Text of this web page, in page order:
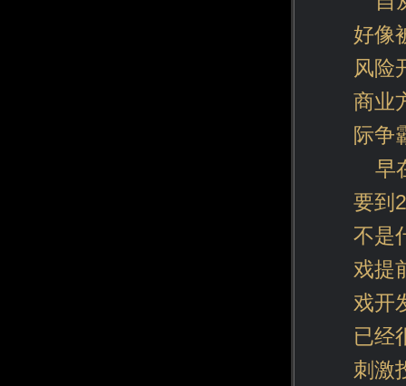
好像
风险
商业
际争
早
要到
不是
戏提
戏开
已经
刺激